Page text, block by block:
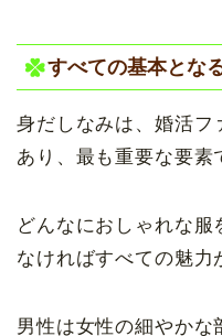
すべての基本とな
身だしなみは、婚活フ
あり、最も重要な要素
どんなにおしゃれな
なければすべての魅力
男性は女性の細やかな